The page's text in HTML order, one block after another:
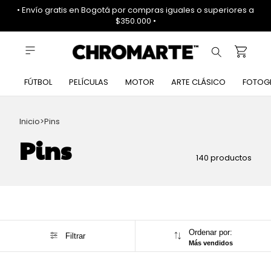
• Envío gratis en Bogotá por compras iguales o superiores a
$350.000 •
FÚTBOL PELÍCULAS MOTOR ARTE CLÁSICO
Inicio>Pins
Pins 140 productos
Filtrar Ordenar por:
Más vendidos